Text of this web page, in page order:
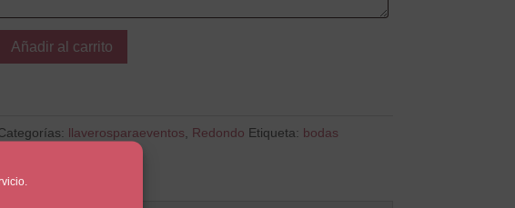
Añadir al carrito
llaverosparaeventos Redondo Etiqueta: bodas